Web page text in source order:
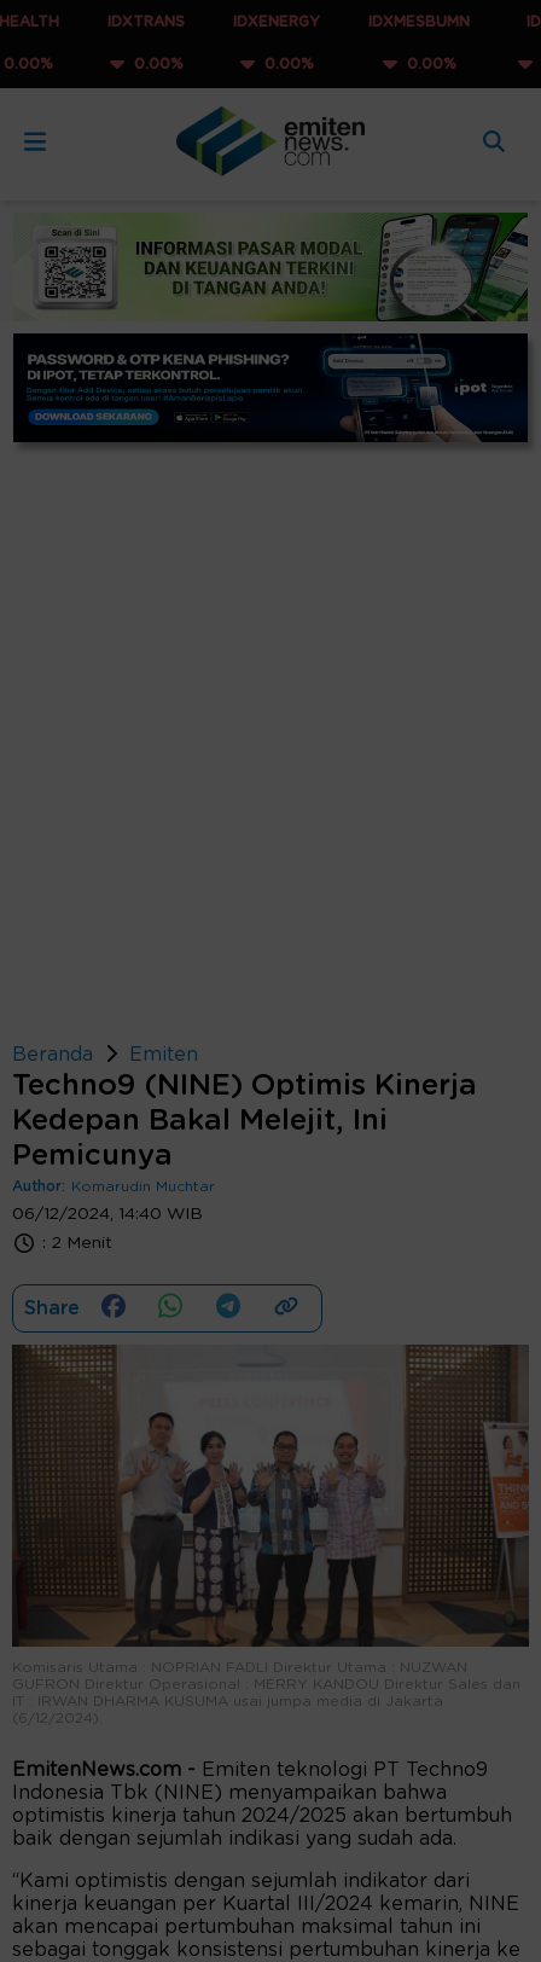
IDXTRANS
0.00%
IDXENERGY
0.00%
IDXMESBUMN
0.00%
IDXQ30
0.00%
Beranda Emiten
Techno9 (NINE) Optimis Kinerja
Kedepan Bakal Melejit, Ini
Pemicunya
Author: Komarudin Muchtar
06/12/2024, 14:40 WIB
: 2 Menit
Share
Komisaris Utama : NOPRIAN FADLI Direktur Utama : NUZWAN
GUFRON Direktur Operasional : MERRY KANDOU Direktur Sales dan
IT : IRWAN DHARMA KUSUMA usai jumpa media di Jakarta
(6/12/2024).
EmitenNews.com - Emiten teknologi PT Techno9
Indonesia Tbk (NINE) menyampaikan bahwa
optimistis kinerja tahun 2024/2025 akan bertumbuh
baik dengan sejumlah indikasi yang sudah ada.
“Kami optimistis dengan sejumlah indikator dari
kinerja keuangan per Kuartal III/2024 kemarin, NINE
akan mencapai pertumbuhan maksimal tahun ini
sebagai tonggak konsistensi pertumbuhan kinerja ke